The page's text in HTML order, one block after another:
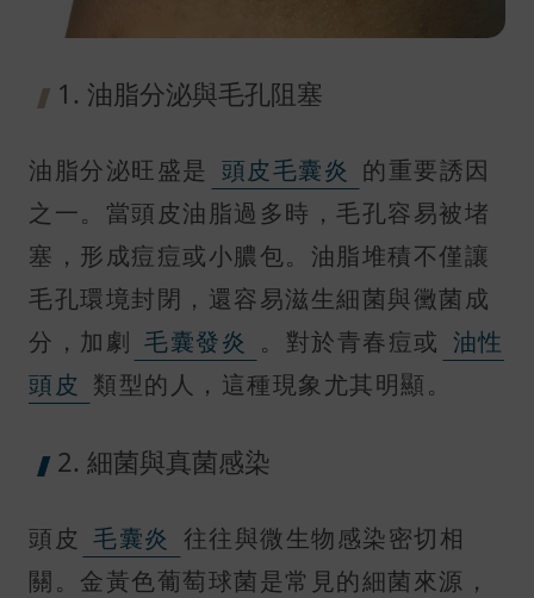
1. 油脂分泌與毛孔阻塞
油脂分泌旺盛是 頭皮毛囊炎 的重要誘因
之一。當頭皮油脂過多時，毛孔容易被堵
塞，形成痘痘或小膿包。油脂堆積不僅讓
毛孔環境封閉，還容易滋生細菌與黴菌成
分，加劇 毛囊發炎 。對於青春痘或 油性
頭皮 類型的人，這種現象尤其明顯。
2. 細菌與真菌感染
頭皮 毛囊炎 往往與微生物感染密切相
關。金黃色葡萄球菌是常見的細菌來源，